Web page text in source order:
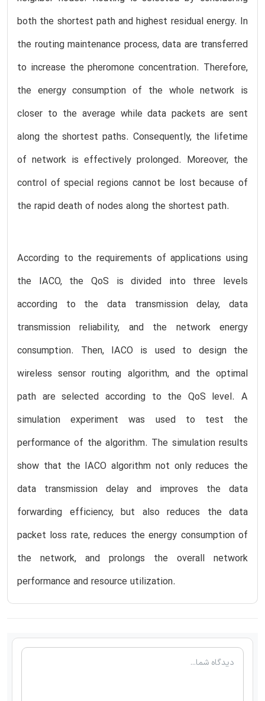
both the shortest path and highest residual energy. In
the routing maintenance process, data are transferred
to increase the pheromone concentration. Therefore,
the energy consumption of the whole network is
closer to the average while data packets are sent
along the shortest paths. Consequently, the lifetime
of network is effectively prolonged. Moreover, the
control of special regions cannot be lost because of
the rapid death of nodes along the shortest path.
According to the requirements of applications using
the IACO, the QoS is divided into three levels
according to the data transmission delay, data
transmission reliability, and the network energy
consumption. Then, IACO is used to design the
wireless sensor routing algorithm, and the optimal
path are selected according to the QoS level. A
simulation experiment was used to test the
performance of the algorithm. The simulation results
show that the IACO algorithm not only reduces the
data transmission delay and improves the data
forwarding efficiency, but also reduces the data
packet loss rate, reduces the energy consumption of
the network, and prolongs the overall network
performance and resource utilization.